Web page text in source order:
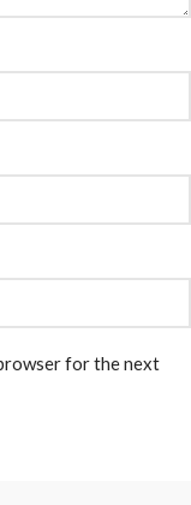
for the next